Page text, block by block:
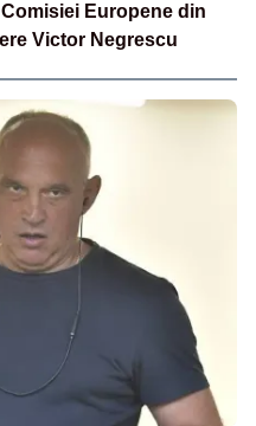
Europene din
Victor Negrescu